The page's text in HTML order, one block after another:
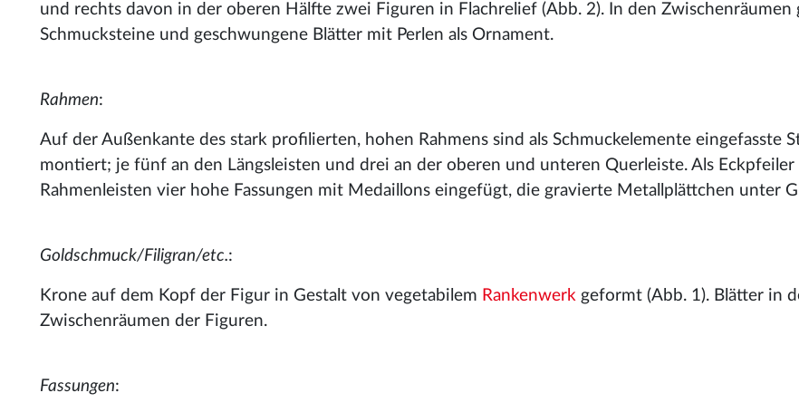
und rechts davon in der oberen Hälfte zwei Figuren in Flachrelief (Abb. 2). In den Zwischenräumen
Schmucksteine und geschwungene Blätter mit Perlen als Ornament.
Rahmen:
Auf der Außenkante des stark profilierten, hohen Rahmens sind als Schmuckelemente eingefasste
montiert; je fünf an den Längsleisten und drei an der oberen und unteren Querleiste. Als
Rahmenleisten vier hohe Fassungen mit Medaillons eingefügt, die gravierte Metallplättchen unter
Goldschmuck/Filigran/etc.:
Krone auf dem Kopf der Figur in Gestalt von vegetabilem Rankenwerk geformt (Abb. 1). Blätter in
Zwischenräumen der Figuren.
Fassungen: